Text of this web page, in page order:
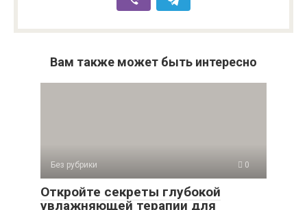
Вам также может быть интересно
Без рубрики 0
Откройте секреты глубокой
увлажняющей терапии для